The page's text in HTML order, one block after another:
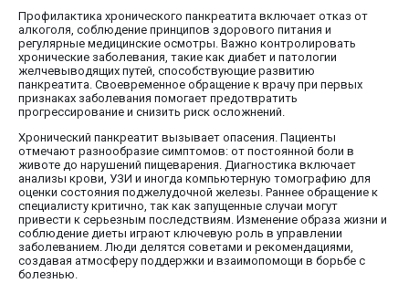
Профилактика хронического панкреатита включает отказ от
алкоголя, соблюдение принципов здорового питания и
регулярные медицинские осмотры. Важно контролировать
хронические заболевания, такие как диабет и патологии
желчевыводящих путей, способствующие развитию
панкреатита. Своевременное обращение к врачу при первых
признаках заболевания помогает предотвратить
прогрессирование и снизить риск осложнений.
Хронический панкреатит вызывает опасения. Пациенты
отмечают разнообразие симптомов: от постоянной боли в
животе до нарушений пищеварения. Диагностика включает
анализы крови, УЗИ и иногда компьютерную томографию для
оценки состояния поджелудочной железы. Раннее обращение к
специалисту критично, так как запущенные случаи могут
привести к серьезным последствиям. Изменение образа жизни и
соблюдение диеты играют ключевую роль в управлении
заболеванием. Люди делятся советами и рекомендациями,
создавая атмосферу поддержки и взаимопомощи в борьбе с
болезнью.